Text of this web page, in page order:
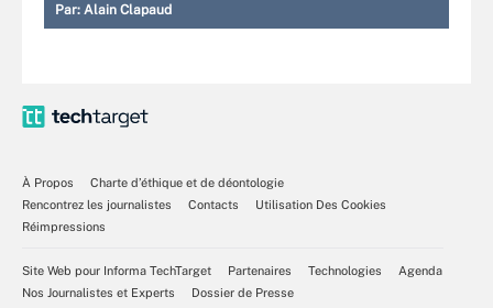
Par: Alain Clapaud
À Propos
Charte d’éthique et de déontologie
Rencontrez les journalistes
Contacts
Utilisation Des Cookies
Réimpressions
Site Web pour Informa TechTarget Partenaires Technologies
Agenda
Nos Journalistes et Experts
Dossier de Presse